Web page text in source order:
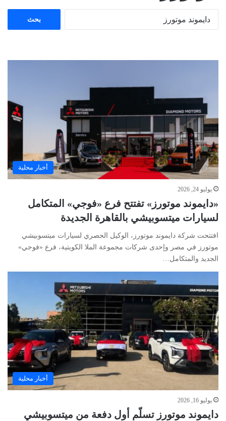
أخبار محلية
يوليو 24, 2026
«دايموند موتورز» تفتتح فرع «فوجي» المتكامل
لسيارات ميتسوبيشي بالقاهرة الجديدة
افتتحت شركة دايموند موتورز، الوكيل الحصري لسيارات ميتسوبيشي
موتورز في مصر وإحدى شركات مجموعة الملا الكويتية، فرع «فوجي»
الجديد والمتكامل…
أخبار محلية
يوليو 16, 2026
دايموند موتورز تسلّم أول دفعة من ميتسوبيشي